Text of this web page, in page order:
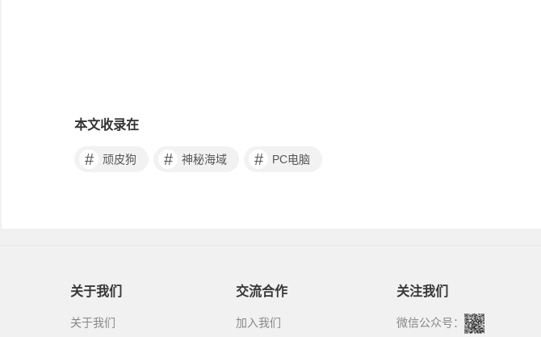
本文收录在
# 顽皮狗 # 神秘海域 # PC电脑
关于我们
关于我们
交流合作
加入我们
关注我们
微信公众号：